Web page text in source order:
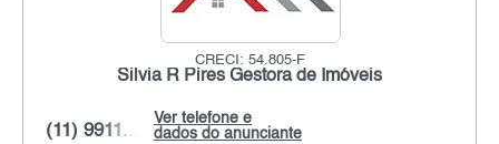
CRECI: 54.805-F
Silvia R Pires Gestora de Imóveis
Ver telefone e
dados do anunciante
(11) 9911...